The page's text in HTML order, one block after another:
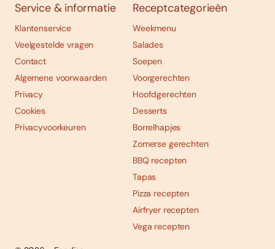
Service & informatie
Klantenservice
Veelgestelde vragen
Contact
Algemene voorwaarden
Privacy
Cookies
Privacyvoorkeuren
Receptcategorieën
Weekmenu
Salades
Soepen
Voorgerechten
Hoofdgerechten
Desserts
Borrelhapjes
Zomerse gerechten
BBQ recepten
Tapas
Pizza recepten
Airfryer recepten
Vega recepten